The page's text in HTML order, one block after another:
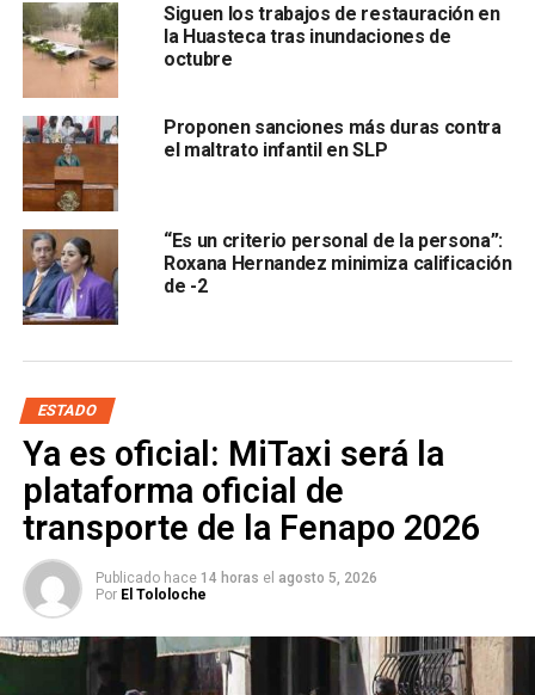
Siguiendo el ejemplo de trabajo de la senadora Ruth
González Silva y del líder moral Ricardo Gallardo Cardona,
la legisladora potosina destacó la importancia de avanzar
enla eliminación de patrones socioculturales que
perpetúan la desigualdad,así como de consolidar
mecanismos especializados para la atención, protección y
reparación integral de las víctimas de violencia.
Hernández Ramírez participó en el Foro Parlamentario
realizado en la
Cámara de Diputados del Congreso de
la Unión,donde representantes de 11 países de América
propuestas legislativas para fortalecer la igualdad de
género, reconocer el valor social de las tareas de
cuidado y avanzar hacia la erradicación de todas las
formas de violencia contra las mujeres.
Siguen los trabajos de restauración en
la Huasteca tras inundaciones de
octubre
Proponen sanciones más duras contra
el maltrato infantil en SLP
“Es un criterio personal de la persona”:
Roxana Hernandez minimiza calificación
de -2
ESTADO
Ya es oficial: MiTaxi será la
plataforma oficial de
transporte de la Fenapo 2026
Publicado hace 14 horas el agosto 5, 2026
Por El Tololoche